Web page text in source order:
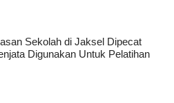
Sekolah di Jaksel Dipecat
Digunakan Untuk Pelatihan